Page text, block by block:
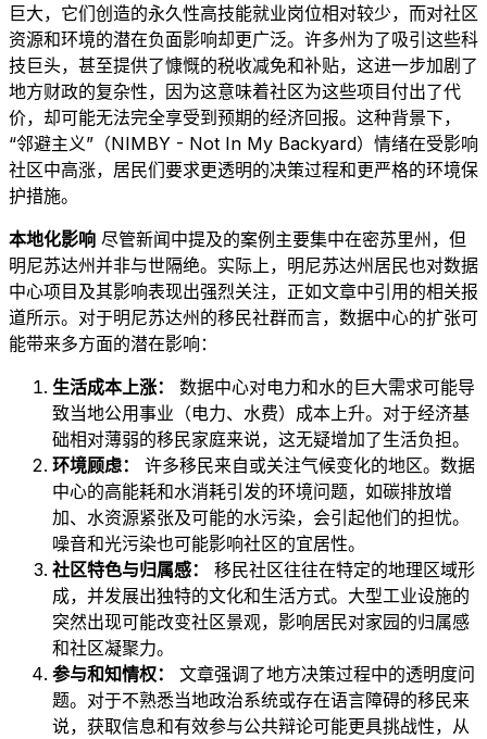
巨大，它们创造的永久性高技能就业岗位相对较少，而对社区
资源和环境的潜在负面影响却更广泛。许多州为了吸引这些科
技巨头，甚至提供了慷慨的税收减免和补贴，这进一步加剧了
地方财政的复杂性，因为这意味着社区为这些项目付出了代
价，却可能无法完全享受到预期的经济回报。这种背景下，
“邻避主义”（NIMBY - Not In My Backyard）情绪在受影响
社区中高涨，居民们要求更透明的决策过程和更严格的环境保
护措施。
本地化影响 尽管新闻中提及的案例主要集中在密苏里州，但
明尼苏达州并非与世隔绝。实际上，明尼苏达州居民也对数据
中心项目及其影响表现出强烈关注，正如文章中引用的相关报
道所示。对于明尼苏达州的移民社群而言，数据中心的扩张可
能带来多方面的潜在影响：
生活成本上涨：
数据中心对电力和水的巨大需求可能导
致当地公用事业（电力、水费）成本上升。对于经济基
础相对薄弱的移民家庭来说，这无疑增加了生活负担。
环境顾虑：
许多移民来自或关注气候变化的地区。数据
中心的高能耗和水消耗引发的环境问题，如碳排放增
加、水资源紧张及可能的水污染，会引起他们的担忧。
噪音和光污染也可能影响社区的宜居性。
社区特色与归属感：
移民社区往往在特定的地理区域形
成，并发展出独特的文化和生活方式。大型工业设施的
突然出现可能改变社区景观，影响居民对家园的归属感
和社区凝聚力。
参与和知情权：
文章强调了地方决策过程中的透明度问
题。对于不熟悉当地政治系统或存在语言障碍的移民来
说，获取信息和有效参与公共辩论可能更具挑战性，从